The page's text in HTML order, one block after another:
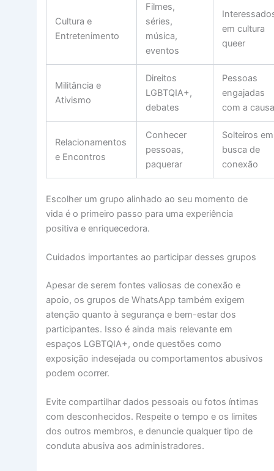
Cultura e
Entretenimento
Filmes,
séries,
música,
eventos
em cultura
queer
Militância e
Ativismo
Direitos
LGBTQIA+,
debates
Pessoas
engajadas
com a
Relacionamentos
e Encontros
Conhecer
pessoas,
paquerar
Solteiros em
busca de
conexão
Escolher um grupo alinhado ao seu momento de
vida é o primeiro passo para uma experiência
positiva e enriquecedora.
Cuidados importantes ao participar desses grupos
Apesar de serem fontes valiosas de conexão e
apoio, os grupos de WhatsApp também exigem
atenção quanto à segurança e bem-estar dos
participantes. Isso é ainda mais relevante em
espaços LGBTQIA+, onde questões como
exposição indesejada ou comportamentos abusivos
podem ocorrer.
Evite compartilhar dados pessoais ou fotos íntimas
com desconhecidos. Respeite o tempo e os limites
dos outros membros, e denuncie qualquer tipo de
conduta abusiva aos administradores.